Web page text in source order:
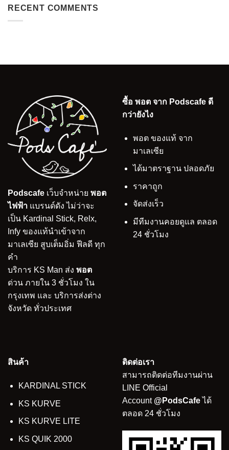
RECENT COMMENTS
Podscafe เว็บจำหน่าย พอต
ไฟฟ้า แบรนด์ดัง ไม่ว่าจะ
เป็น Kardinal Stick, Relx,
Infy ของแท้นำเข้าจาก
มาเลเซีย สูบเต็มอิ่ม ฟีลดี ทุก
คำ
บริการ KS Man ส่ง พอต
ด่วน ภายใน 3 ชั่วโมง ใน
กรุงเทพ และ บริการส่งต่าง
จังหวัด ทั่วประเทศ
ซื้อ พอต จาก Podscafe ดี
กว่ายังไง
พอต ของแท้ จาก
มาเลเซีย
ได้มาตราฐาน ปลอดภัย
ราคาถูก
จัดส่งเร็ว
มีทีมงานคอยดูแล ตลอด
24 ชั่วโมง
สินค้า
KARDINAL STICK
KS KURVE
KS KURVE LITE
KS QUIK 2000
ติดต่อเรา
สามารถติดต่อทีมงานผ่าน
LINE Official
Account @PodsCafeได้
ตลอด 24 ชั่วโมง